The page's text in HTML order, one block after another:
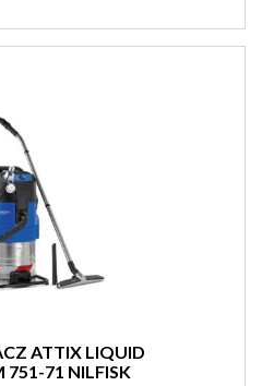
ATTIX LIQUID
751-71 NILFISK